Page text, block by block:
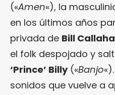
(«Amen«), la
en los últimos años
privada de Bill
el folk despojado y
‘Prince’ Billy(«Banjo
sonidos que vuelve a